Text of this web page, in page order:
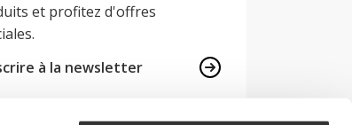
et profitez d'offres
à la newsletter